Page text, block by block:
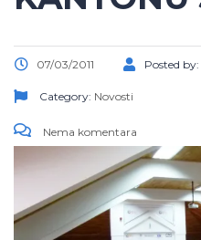
07/03/2011 Posted by:
Category: Novosti
Nema komentara